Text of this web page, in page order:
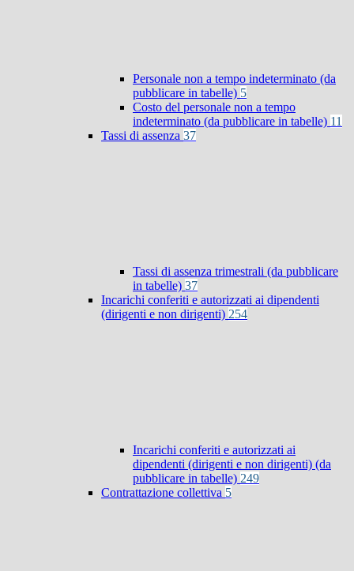
Personale non a tempo indeterminato (da
pubblicare in tabelle) 5
Costo del personale non a tempo
indeterminato (da pubblicare in tabelle) 11
Tassi di assenza 37
Tassi di assenza trimestrali (da pubblicare
in tabelle) 37
Incarichi conferiti e autorizzati ai dipendenti
(dirigenti e non dirigenti) 254
Incarichi conferiti e autorizzati ai
dipendenti (dirigenti e non dirigenti) (da
pubblicare in tabelle) 249
Contrattazione collettiva 5